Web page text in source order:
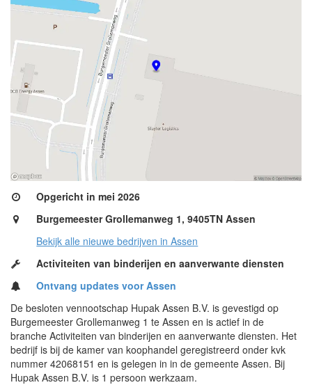
Opgericht in mei 2026
Burgemeester Grollemanweg 1, 9405TN Assen
Bekijk alle nieuwe bedrijven in Assen
Activiteiten van binderijen en aanverwante diensten
Ontvang updates voor Assen
De besloten vennootschap Hupak Assen B.V. is gevestigd op
Burgemeester Grollemanweg 1 te Assen en is actief in de
branche Activiteiten van binderijen en aanverwante diensten. Het
bedrijf is bij de kamer van koophandel geregistreerd onder kvk
nummer 42068151 en is gelegen in in de gemeente Assen. Bij
Hupak Assen B.V. is 1 persoon werkzaam.